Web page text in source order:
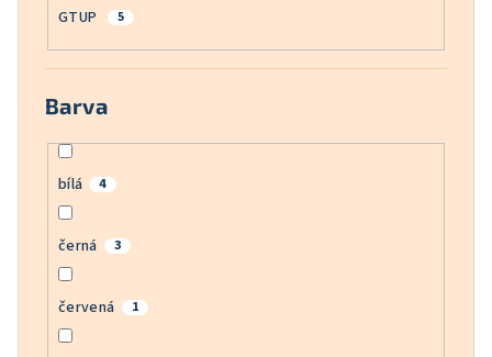
GTUP 5
Barva
bílá 4
černá 3
červená 1